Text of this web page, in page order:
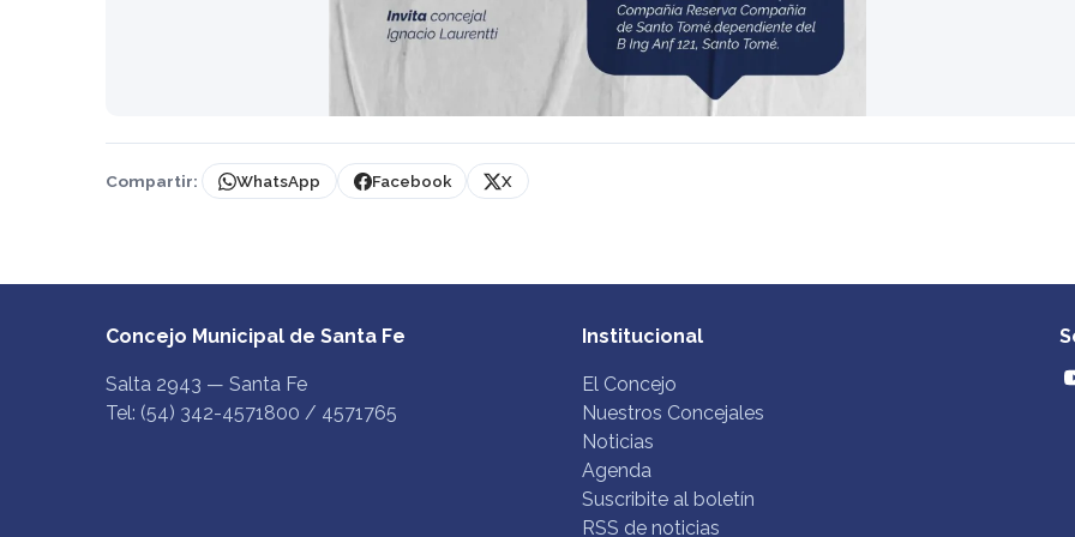
Compartir: WhatsApp Facebook X
Concejo Municipal de Santa Fe
Salta 2943 — Santa Fe
Tel: (54) 342-4571800 / 4571765
Institucional
El Concejo
Nuestros Concejales
Noticias
Agenda
Suscribite al boletín
RSS de noticias